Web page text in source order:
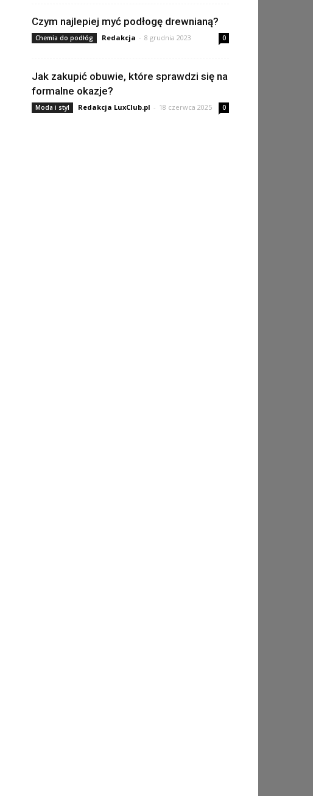
Czym najlepiej myć podłogę drewnianą?
Chemia do podłóg Redakcja - 8 grudnia 2023 0
Jak zakupić obuwie, które sprawdzi się na
formalne okazje?
Moda i styl Redakcja LuxClub.pl - 18 czerwca 2025 0